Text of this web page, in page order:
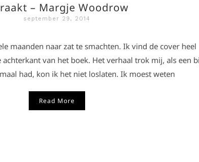
– Margje Woodrow
september 29, 2014
maanden naar zat te smachten. Ik vind de cover heel
van het boek. Het verhaal trok mij, als een
had, kon ik het niet loslaten. Ik moest weten
Read More